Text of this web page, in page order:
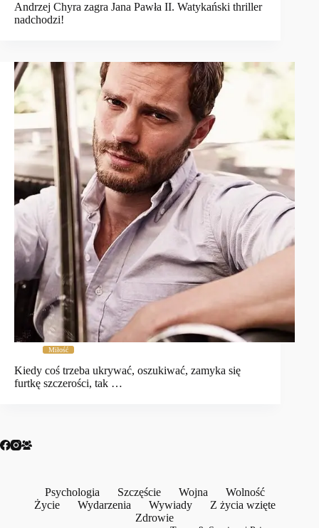
Andrzej Chyra zagra Jana Pawła II. Watykański thriller
nadchodzi!
Miłość
Kiedy coś trzeba ukrywać, oszukiwać, zamyka się
furtkę szczerości, tak …
Psychologia Szczęście Wojna
Wolność
Życie
Wydarzenia Wywiady
Z życia wzięte
Zdrowie